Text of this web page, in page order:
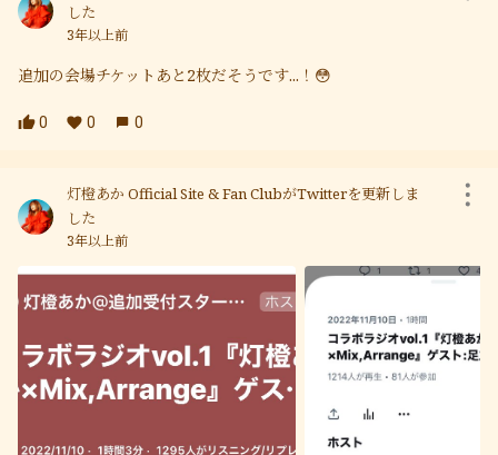
した
3年以上前
追加の会場チケットあと2枚だそうです...！😳
0 0 0
灯橙あか Official Site & Fan ClubがTwitterを更新しま
した
3年以上前